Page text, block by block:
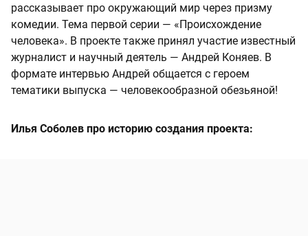
рассказывает про окружающий мир через призму
комедии. Тема первой серии — «Происхождение
человека». В проекте также принял участие известный
журналист и научный деятель — Андрей Коняев. В
формате интервью Андрей общается с героем
тематики выпуска — человекообразной обезьяной!
Илья Соболев про историю создания проекта: